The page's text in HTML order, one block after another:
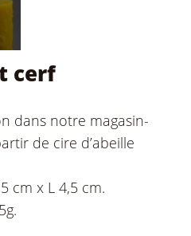
cerf
dans notre magasin-
de cire d’abeille
cm x L 4,5 cm.